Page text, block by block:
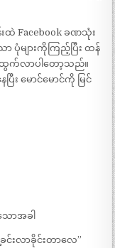
ထဲ Facebook ခဏသုံး
ပုံများကိုကြည့်ပြီး ထန်
က်လာပါတော့သည်။
း မောင်မောင်ကို မြင်
ာအခါ
းလာခိုင်းတာလေ”